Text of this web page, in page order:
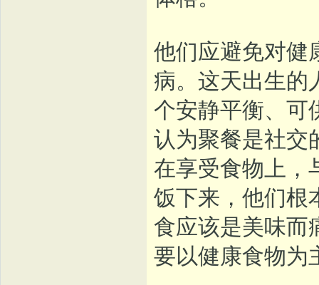
他们应避免对健
病。这天出生的
个安静平衡、可
认为聚餐是社交
在享受食物上，
饭下来，他们根
食应该是美味而
要以健康食物为